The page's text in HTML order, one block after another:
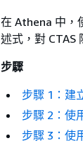
在 Athena 中，
述式，對 CTAS
步驟
步驟 1：建
步驟 2：使
步驟 3：使